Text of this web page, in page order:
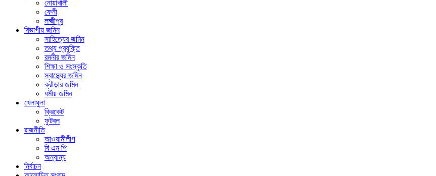
নোয়াখালী
ফেনী
লক্ষ্মীপুর
বিভাগীয় জমিন
সাহিত্যের জমিন
তথ্য প্রযুক্তি
রমনীর জমিন
শিক্ষা ও সংস্কৃতি
স্বাস্থ্যের জমিন
ক্রীড়ার জমিন
ধর্মীয় জমিন
খেলাধুলা
ক্রিকেট
ফুটবল
রাজনীতি
আওয়ামীলীগ
বি এন পি
অন্যান্য
নির্বাচন